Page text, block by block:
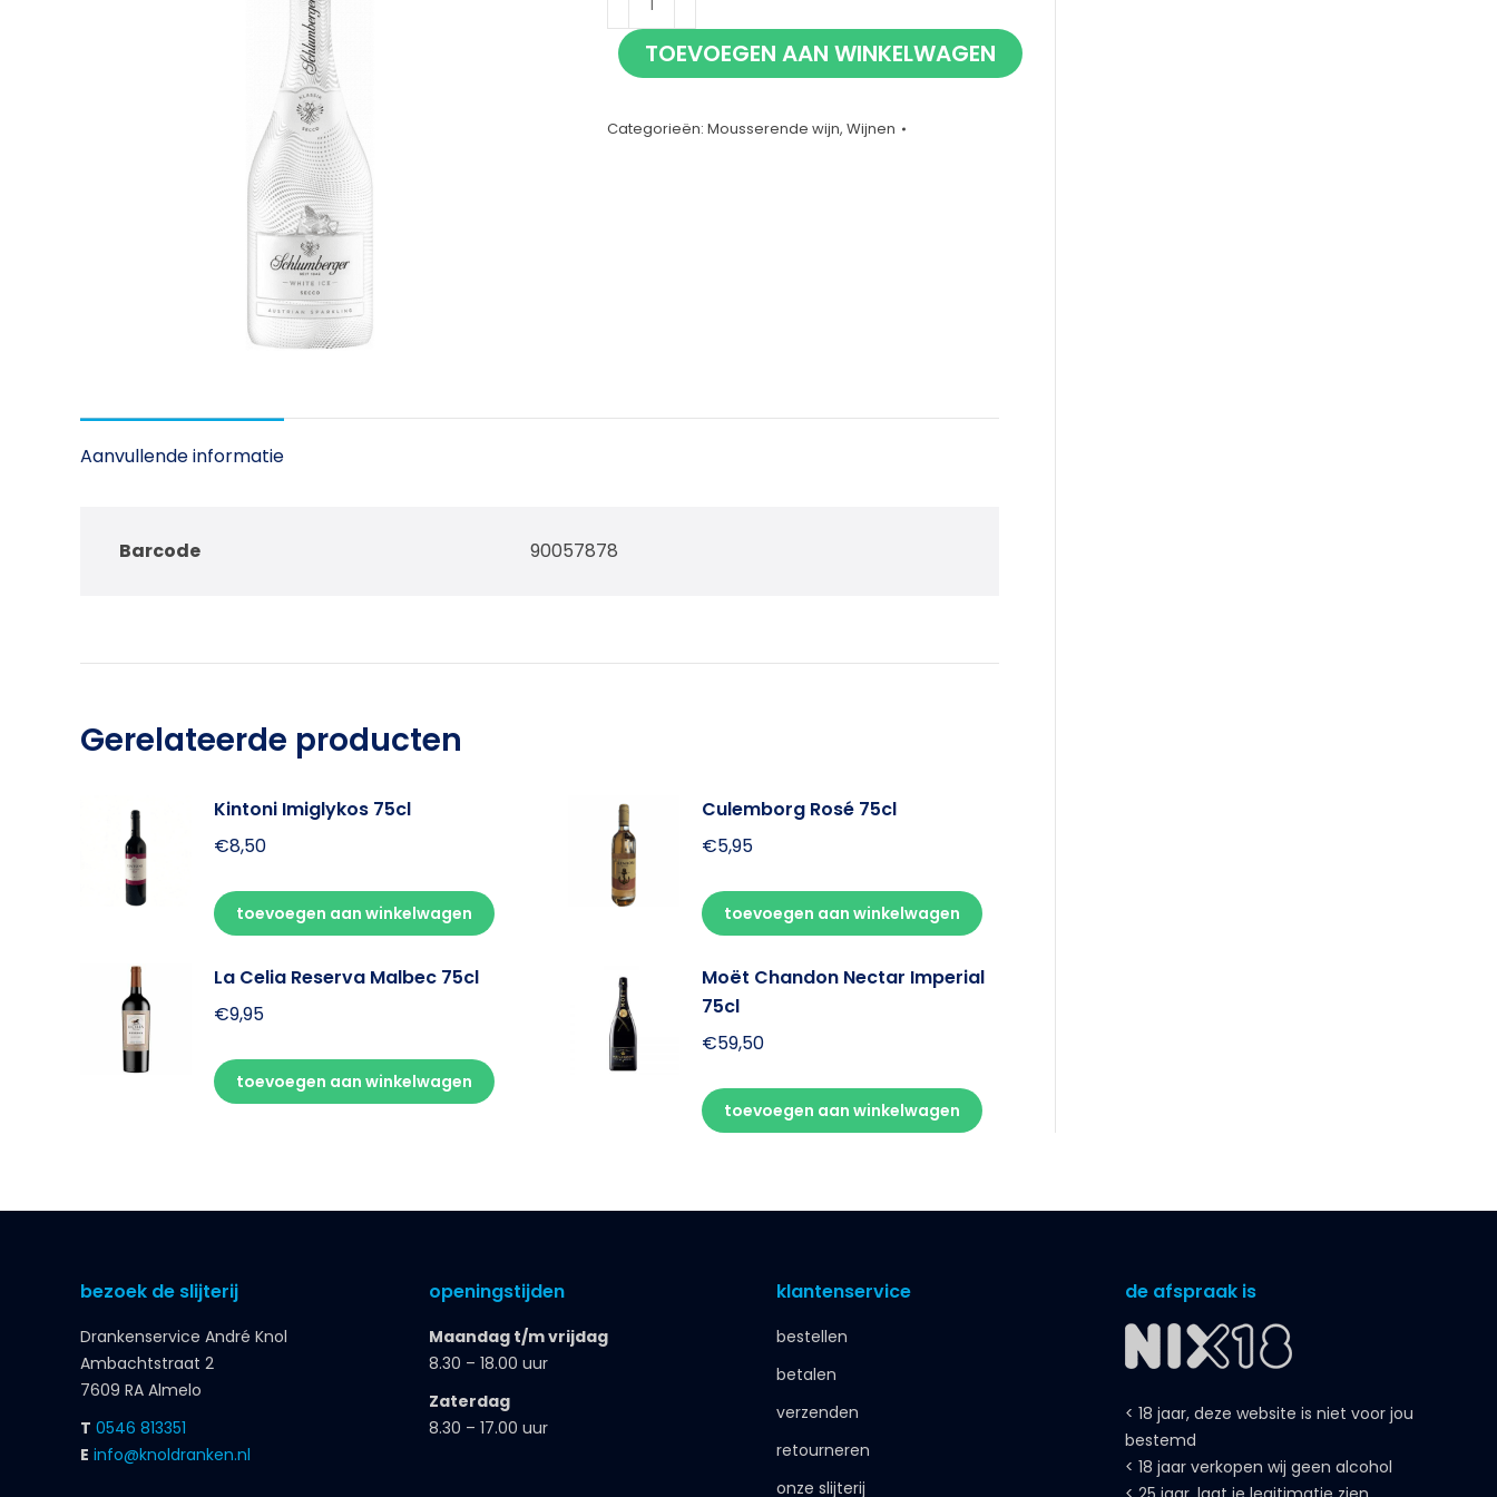
White
Ice
aantal
TOEVOEGEN AAN WINKELWAGEN
Categorieën: Mousserende wijn, Wijnen
Aanvullende informatie
Barcode 90057878
Gerelateerde producten
Kintoni Imiglykos 75cl
€8,50
toevoegen aan winkelwagen
Culemborg Rosé 75cl
€5,95
toevoegen aan winkelwagen
La Celia Reserva Malbec 75cl
€9,95
toevoegen aan winkelwagen
Moët Chandon Nectar Imperial
75cl
€59,50
toevoegen aan winkelwagen
bezoek de slijterij
Drankenservice André Knol
Ambachtstraat 2
7609 RA Almelo
T 0546 813351
E info@knoldranken.nl
openingstijden
Maandag t/m vrijdag
8.30 – 18.00 uur
Zaterdag
8.30 – 17.00 uur
klantenservice
bestellen
betalen
verzenden
retourneren
onze slijterij
de afspraak is
< 18 jaar, deze website is niet voor jou
bestemd
< 18 jaar verkopen wij geen alcohol